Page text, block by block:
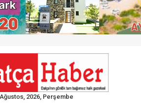
2026, Perşembe